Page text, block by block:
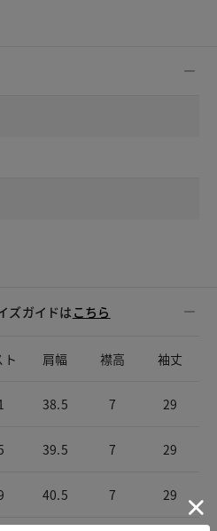
ズガイドは こちら
ト 肩幅 襟高 袖丈
38.5 7 29
39.5 7 29
40.5 7 29